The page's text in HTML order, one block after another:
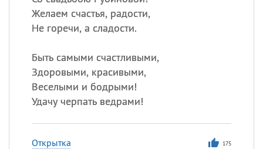
Желаем счастья, радости,
Не горечи, а сладости.
Быть самыми счастливыми,
Здоровыми, красивыми,
Веселыми и бодрыми!
Удачу черпать ведрами!
Открытка 175